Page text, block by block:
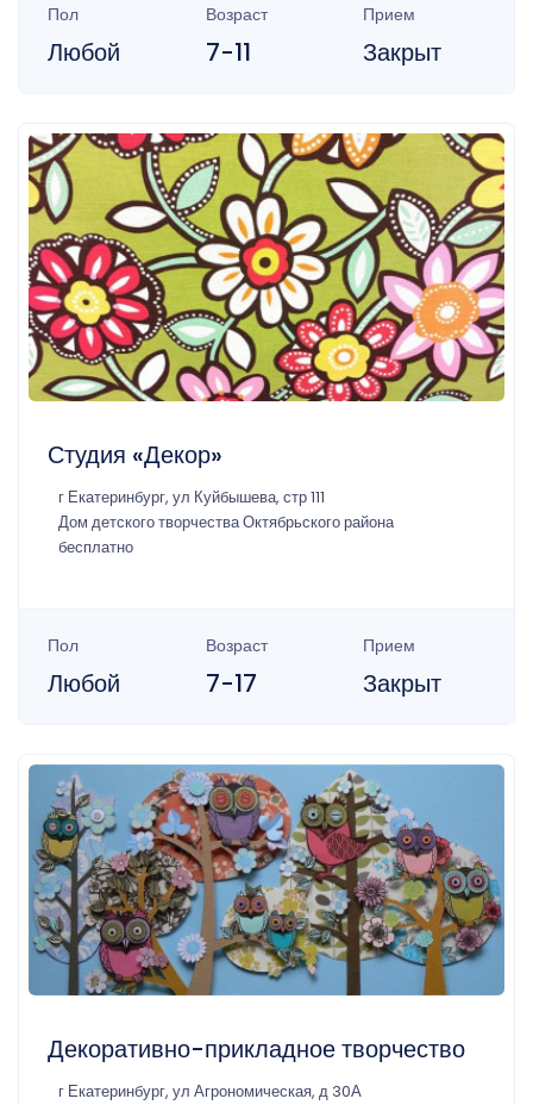
Пол
Любой
Возраст
7-11
Прием
Закрыт
Студия «Декор»
г Екатеринбург, ул Куйбышева, стр 111
Дом детского творчества Октябрьского района
бесплатно
Пол
Любой
Возраст
7-17
Прием
Закрыт
Декоративно-прикладное творчество
г Екатеринбург, ул Агрономическая, д 30А